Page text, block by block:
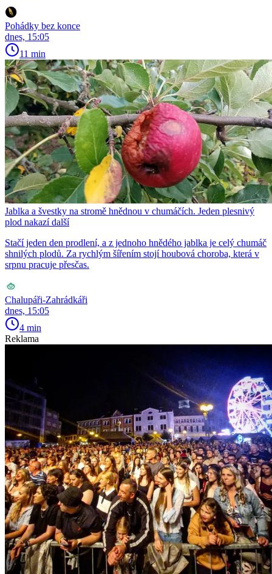
Pohádky bez konce
dnes, 15:05
11 min
Jablka a švestky na stromě hnědnou v chumáčích. Jeden plesnivý
plod nakazí další
Stačí jeden den prodlení, a z jednoho hnědého jablka je celý chumáč
shnilých plodů. Za rychlým šířením stojí houbová choroba, která v
srpnu pracuje přesčas.
Chalupáři-Zahrádkáři
dnes, 15:05
4 min
Reklama